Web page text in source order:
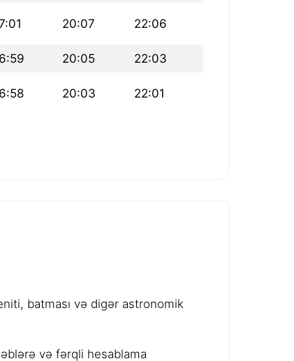
20:07 22:06
20:05 22:03
20:03 22:01
batması və digər astronomik
və fərqli hesablama